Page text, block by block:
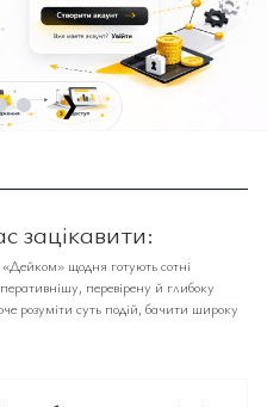
❯
зацікавити:
щодня готують сотні
перевірену й глибоку
розуміти суть подій, бачити широку